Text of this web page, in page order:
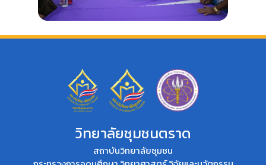
วิทยาลัยชุมชนตราด
สถาบันวิทยาลัยชุมชน